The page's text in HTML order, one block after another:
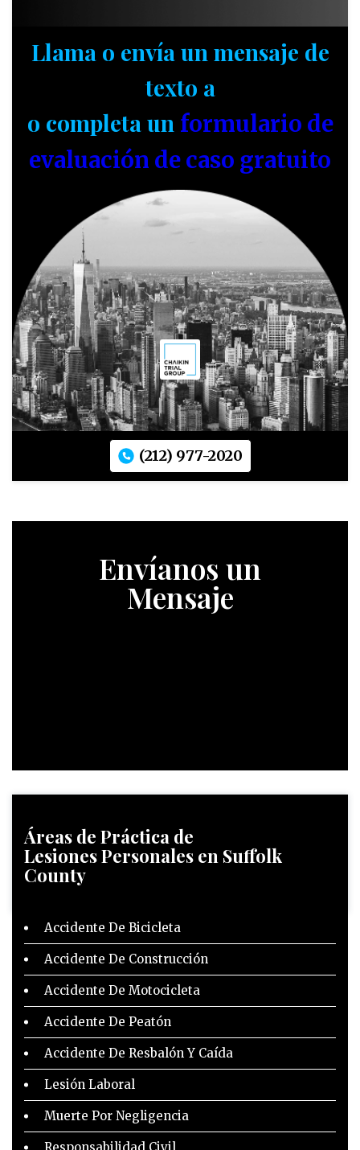
Llama o envía un mensaje de
texto a
o completa un formulario de
evaluación de caso gratuito
(212) 977-2020
Envíanos un
Mensaje
Áreas de Práctica de
Lesiones Personales en Suffolk
County
Accidente De Bicicleta
Accidente De Construcción
Accidente De Motocicleta
Accidente De Peatón
Accidente De Resbalón Y Caída
Lesión Laboral
Muerte Por Negligencia